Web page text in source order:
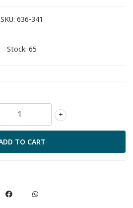
SKU: 636-341
Stock: 65
+